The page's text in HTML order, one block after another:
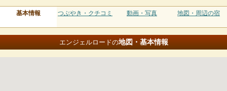
基本情報 つぶやき・クチコミ 動画・写真 地図・周辺の宿
エンジェルロードの地図・基本情報